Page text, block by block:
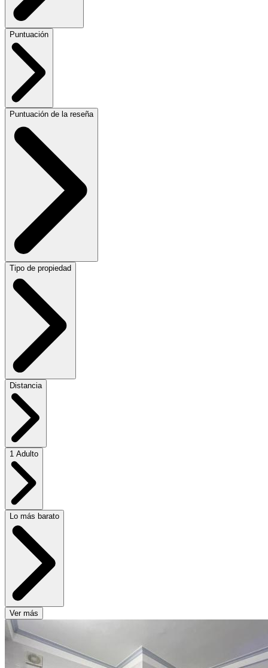
Puntuación
Puntuación de la reseña
Tipo de propiedad
Distancia
1 Adulto
Lo más barato
Ver más